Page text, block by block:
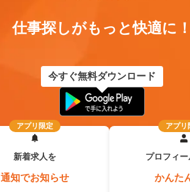
仕事探しがもっと快適に
今すぐ無料ダウンロード
アプリ限定
新着求人を
通知でお知らせ
アプリ
プロフィ
かんた